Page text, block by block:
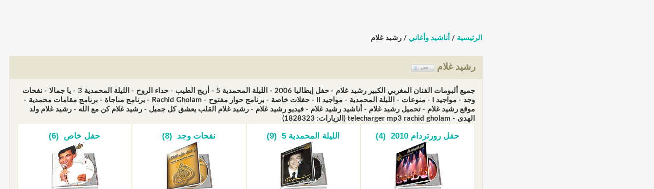
الرئيسية / أناشيد وأغاني / رشيد غلام
رشيد غلام
جميع ألبومات الفنان المغربي الكبير رشيد غلام - حفل إيطاليا 2006 - الليلة المحمدية 5 - أريج الطيب - حداء الروح - الليلة المحمدية 3 - يا جمالا - نفحات
وجد - مواجيد I - منوعات - الليلة المحمدية - مواجيد II - حفلات خاصة - برنامج حوار مفتوح - Rachid Gholam - برنامج مناجاة - برنامج مقامات محمدية -
موقع رشيد غلام - تحميل رشيد غلام - أناشيد رشيد غلام - فيديو رشيد غلام - رشيد غلام القلب يعشق كل جميل - رشيد غلام كن مع الله - رشيد غلام ولد
الهدى - telecharger mp3 rachid gholam (الزيارات: 1828323)
حفل رورتردام 2010 (4) الليلة المحمدية 5 (9) نفحات وجد (8) حفل خاص (6)